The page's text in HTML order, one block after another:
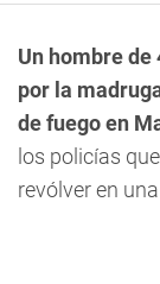
Un hombre de
por la
de fuego en
los policías
revólver en